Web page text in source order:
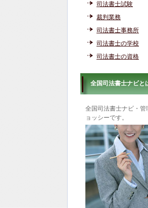
司法書士試験
裁判業務
司法書士事務所
司法書士の学校
司法書士の資格
全国司法書士ナビと
全国司法書士ナビ・管
ョッシーです。